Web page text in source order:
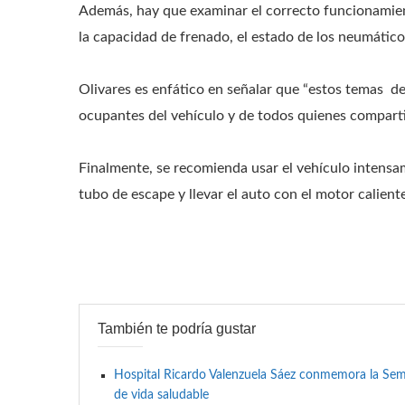
Además, hay que examinar el correcto
la capacidad de frenado, el estado de los
Olivares es enfático en señalar que “estos temas
ocupantes del vehículo y de todos quienes
Finalmente, se recomienda usar el vehículo
tubo de escape y llevar el auto con el motor
También te podría gustar
Hospital Ricardo Valenzuela Sáez conmemora la
de vida saludable